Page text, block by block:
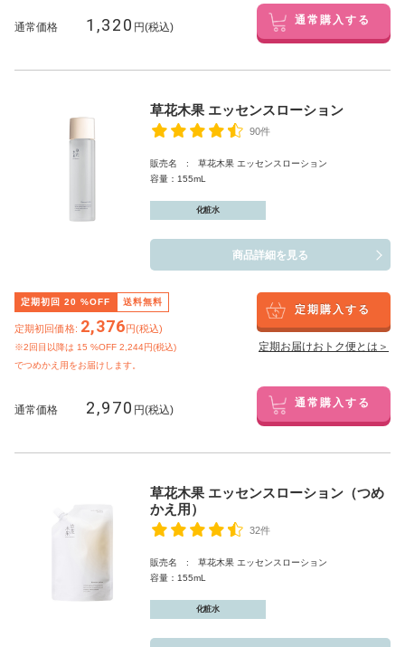
通常価格 1,320 円(税込) 通常購入する
草花木果 エッセンスローション
90件
販売名 : 草花木果 エッセンスローション
容量：155mL
化粧水
商品詳細を見る
定期初回 20 %OFF 送料無料
定期初回価格: 2,376円(税込)
※2回目以降は 15 %OFF 2,244円(税込)
でつめかえ用をお届けします。
定期購入する
定期お届けおトク便とは＞
通常価格 2,970 円(税込) 通常購入する
草花木果 エッセンスローション（つめ
かえ用）
32件
販売名 : 草花木果 エッセンスローション
容量：155mL
化粧水